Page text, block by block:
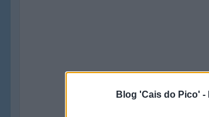
Blog 'Cais do Pico' -